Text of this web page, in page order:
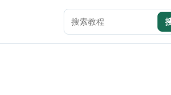
搜索本站内容